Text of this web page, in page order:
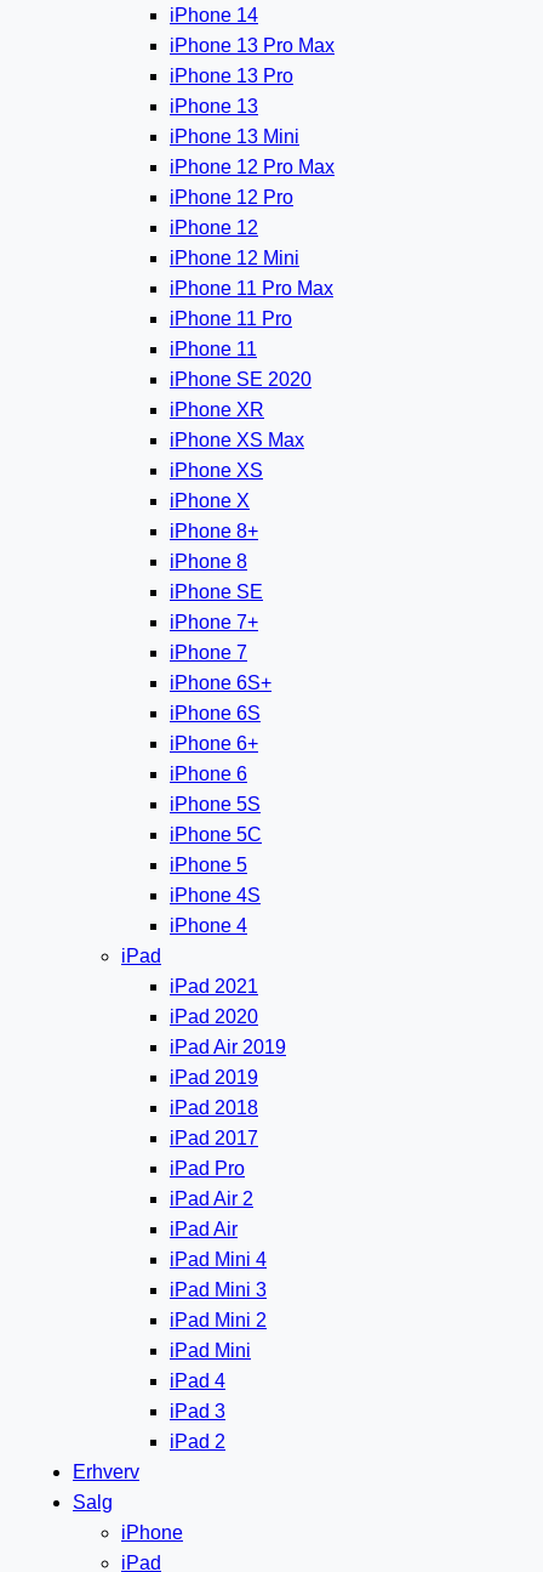
iPhone 14
iPhone 13 Pro Max
iPhone 13 Pro
iPhone 13
iPhone 13 Mini
iPhone 12 Pro Max
iPhone 12 Pro
iPhone 12
iPhone 12 Mini
iPhone 11 Pro Max
iPhone 11 Pro
iPhone 11
iPhone SE 2020
iPhone XR
iPhone XS Max
iPhone XS
iPhone X
iPhone 8+
iPhone 8
iPhone SE
iPhone 7+
iPhone 7
iPhone 6S+
iPhone 6S
iPhone 6+
iPhone 6
iPhone 5S
iPhone 5C
iPhone 5
iPhone 4S
iPhone 4
iPad
iPad 2021
iPad 2020
iPad Air 2019
iPad 2019
iPad 2018
iPad 2017
iPad Pro
iPad Air 2
iPad Air
iPad Mini 4
iPad Mini 3
iPad Mini 2
iPad Mini
iPad 4
iPad 3
iPad 2
Erhverv
Salg
iPhone
iPad